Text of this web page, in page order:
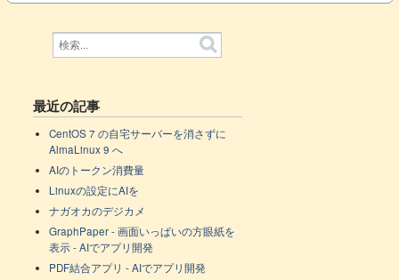
最近の記事
CentOS 7 の自宅サーバーを消さずに
AlmaLinux 9 へ
AIのトークン消費量
Linuxの設定にAIを
ナガオカのデジカメ
GraphPaper - 画面いっぱいの方眼紙を
表示 - AIでアプリ開発
PDF結合アプリ - AIでアプリ開発